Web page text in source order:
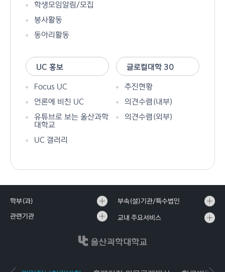
학생모임알림/모집
봉사활동
동아리활동
UC 홍보
Focus UC
언론에 비친 UC
유튜브로 보는 울산과학
대학교
UC 갤러리
글로컬대학 30
추진현황
의견수렴(내부)
의견수렴(외부)
학부(과) 부속(설)기관/특수법인
관련기관 교내 주요서비스